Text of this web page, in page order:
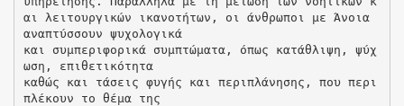
αι λειτουργικών ικανοτήτων, οι άνθρωποι με Άνοια
αναπτύσσουν ψυχολογικά
και συμπεριφορικά συμπτώματα, όπως κατάθλιψη, ψύχ
ωση, επιθετικότητα
καθώς και τάσεις φυγής και περιπλάνησης, που περι
πλέκουν το θέμα της